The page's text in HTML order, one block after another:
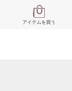
アイテムを買う